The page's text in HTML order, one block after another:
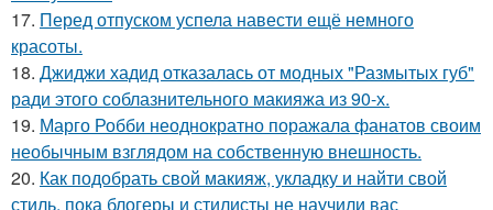
17. Перед отпуском успела навести ещё немного
красоты.
18. Джиджи хадид отказалась от модных "Размытых губ"
ради этого соблазнительного макияжа из 90-х.
19. Марго Робби неоднократно поражала фанатов своим
необычным взглядом на собственную внешность.
20. Как подобрать свой макияж, укладку и найти свой
стиль, пока блогеры и стилисты не научили вас